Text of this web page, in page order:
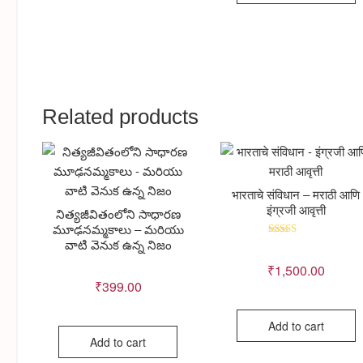
Related products
నిత్యజీవితంలోని సాధారణ
మూఢనమ్మకాలు – మరియు
వాటి వెనుక ఉన్న నిజం
₹399.00
Add to cart
भारताचे संविधान – मराठी आणि
इंग्रजी आवृत्ती
₹1,500.00
Add to cart